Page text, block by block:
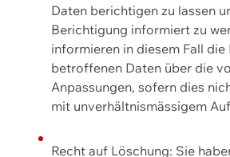
Daten berichtigen zu lassen
Berichtigung informiert zu
informieren in diesem Fall
betroffenen Daten über die
Anpassungen, sofern dies
mit unverhältnismässigem
Recht auf Löschung: Sie